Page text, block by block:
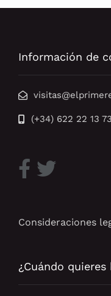
Información de
(+34) 622 22 13 73
Consideraciones
¿Cuándo